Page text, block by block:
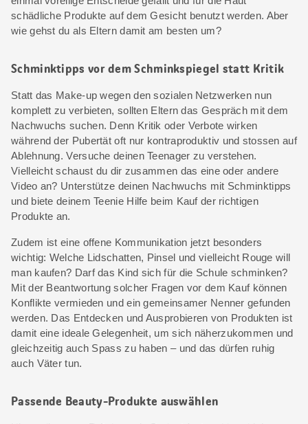
schädliche Produkte auf dem Gesicht benutzt werden. Aber
wie gehst du als Eltern damit am besten um?
Schminktipps vor dem Schminkspiegel statt Kritik
Statt das Make-up wegen den sozialen Netzwerken nun
komplett zu verbieten, sollten Eltern das Gespräch mit dem
Nachwuchs suchen. Denn Kritik oder Verbote wirken
während der Pubertät oft nur kontraproduktiv und stossen auf
Ablehnung. Versuche deinen Teenager zu verstehen.
Vielleicht schaust du dir zusammen das eine oder andere
Video an? Unterstütze deinen Nachwuchs mit Schminktipps
und biete deinem Teenie Hilfe beim Kauf der richtigen
Produkte an.
Zudem ist eine offene Kommunikation jetzt besonders
wichtig: Welche Lidschatten, Pinsel und vielleicht Rouge will
man kaufen? Darf das Kind sich für die Schule schminken?
Mit der Beantwortung solcher Fragen vor dem Kauf können
Konflikte vermieden und ein gemeinsamer Nenner gefunden
werden. Das Entdecken und Ausprobieren von Produkten ist
damit eine ideale Gelegenheit, um sich näherzukommen und
gleichzeitig auch Spass zu haben – und das dürfen ruhig
auch Väter tun.
Passende Beauty-Produkte auswählen